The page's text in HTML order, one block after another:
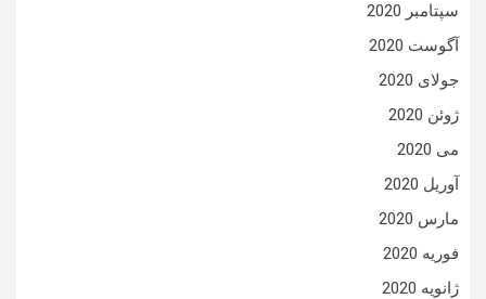
سپتامبر 2020
آگوست 2020
جولای 2020
ژوئن 2020
می 2020
آوریل 2020
مارس 2020
فوریه 2020
ژانویه 2020